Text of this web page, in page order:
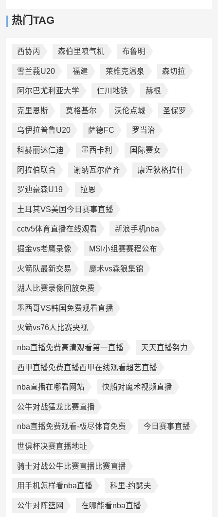
热门TAG
西协丙 森伯里喷气机 布鲁明
雪兰莪U20 福建 莱维克温泉 森切拉
阿尔巴尤利亚大学 仁川地铁 赫根
克里恩斯 莫格基尔 沃伦点城 圣保罗
乌伊拉普鲁U20 萨德FC 罗当治
科赫丽达仁迪 墨西卡利 国际赛女
阿拉伯联合 谢纳瓦尔萨齐 康涅狄格拉什
罗迪豪森U19 拉恩
土耳其VS美国今日赛事直播
cctv5体育直播在线观看 新浪手机nba
掘金vs老鹰录像 MSI小组赛赛程公布
火箭队最新交易 魔术vs森狼集锦
湖人比赛录像回放免费
墨西哥VS韩国免费观看直播
火箭vs76人比赛央视
nba直播免费高清观看第一直播 天天直播努力
西甲直播免费直播西甲在线观看超艺直播
nba直播在哪看网站 快船对魔术视频直播
公牛对战猛龙比赛直播
nba直播免费观看-极尽体育免费 今日赛事直播
世俱杯决赛直播地址
骑士对战公牛比赛直播比赛直播
用手机怎样看nba直播 科里-约瑟夫
公牛对阵篮网 在哪能看nba直播